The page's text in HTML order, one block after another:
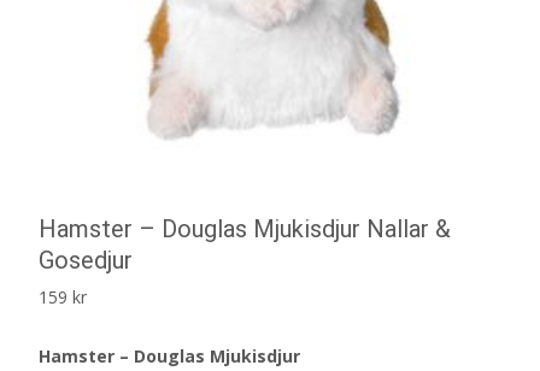
Hamster – Douglas Mjukisdjur Nallar &
Gosedjur
159 kr
Hamster – Douglas Mjukisdjur